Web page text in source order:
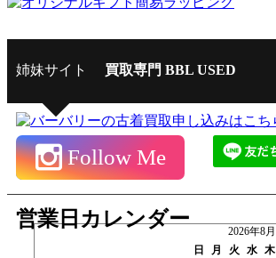
姉妹サイト 買取専門 BBL USED
Follow Me
営業日カレンダー
2026年8月
日
月 火 水 木